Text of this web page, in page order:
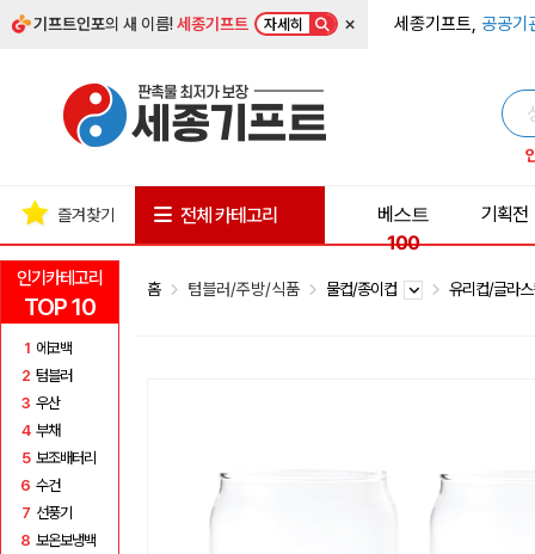
기프트인포의 새 이름!세종기프트 자세히 × 세종기프트, 공공기
인기카테고리
TOP 10
1 에코백
2 텀블러
3 우산
4 부채
5 보조배터리
6 수건
7 선풍기
8 보온보냉백
즐겨찾기 전체 카테고리
베스트
100
기획전
홈 텀블러/주방/식품 물컵/종이컵 유리컵/글라